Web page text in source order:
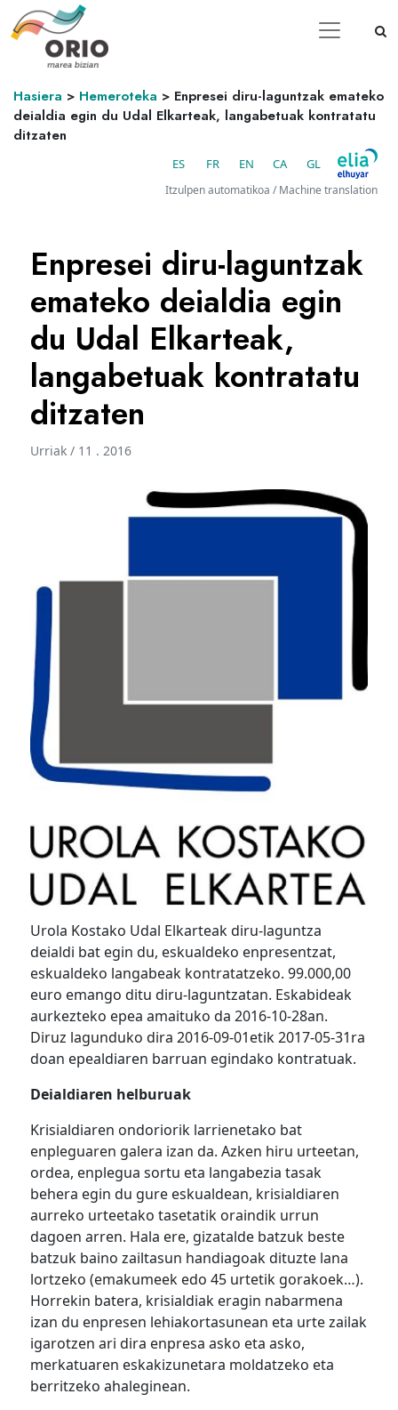
Hasiera > Hemeroteka > Enpresei diru-laguntzak emateko
deialdia egin du Udal Elkarteak, langabetuak kontratatu
ditzaten
ES FR EN CA GL
Itzulpen automatikoa / Machine translation
Enpresei diru-laguntzak
emateko deialdia egin
du Udal Elkarteak,
langabetuak kontratatu
ditzaten
Urriak / 11 . 2016
Urola Kostako Udal Elkarteak diru-laguntza
deialdi bat egin du, eskualdeko enpresentzat,
eskualdeko langabeak kontratatzeko. 99.000,00
euro emango ditu diru-laguntzatan. Eskabideak
aurkezteko epea amaituko da 2016-10-28an.
Diruz lagunduko dira 2016-09-01etik 2017-05-31ra
doan epealdiaren barruan egindako kontratuak.
Deialdiaren helburuak
Krisialdiaren ondoriorik larrienetako bat
enpleguaren galera izan da. Azken hiru urteetan,
ordea, enplegua sortu eta langabezia tasak
behera egin du gure eskualdean, krisialdiaren
aurreko urteetako tasetatik oraindik urrun
dagoen arren. Hala ere, gizatalde batzuk beste
batzuk baino zailtasun handiagoak dituzte lana
lortzeko (emakumeek edo 45 urtetik gorakoek…).
Horrekin batera, krisialdiak eragin nabarmena
izan du enpresen lehiakortasunean eta urte zailak
igarotzen ari dira enpresa asko eta asko,
merkatuaren eskakizunetara moldatzeko eta
berritzeko ahaleginean.